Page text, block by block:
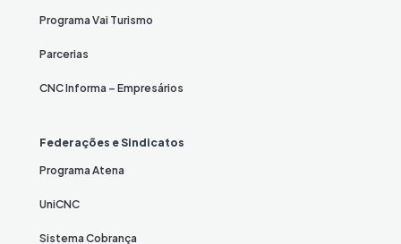
Programa Vai Turismo
Parcerias
CNC Informa – Empresários
Federações e Sindicatos
Programa Atena
UniCNC
Sistema Cobrança